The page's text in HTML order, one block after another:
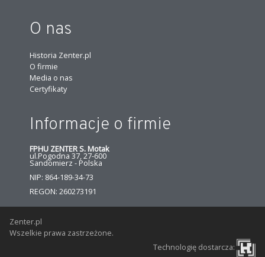
O nas
Historia Zenter.pl
O firmie
Media o nas
Certyfikaty
Informacje o firmie
FPHU ZENTER S. Motak
ul.Pogodna 37, 27-600
Sandomierz - Polska
NIP: 864-189-34-73
REGON: 260273191
Zenter.pl
Wszelkie prawa zastrzeżone.
Technologię dostarcza: